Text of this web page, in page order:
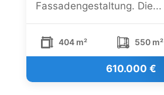
Fassadengestaltung. Die...
404 m² 550 m²
610.000 €